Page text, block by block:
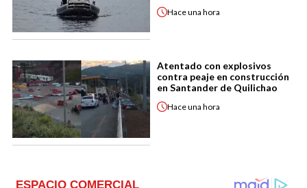
Haceuna hora
Atentado con explosivos
contra peaje en construcción
en Santander de Quilichao
Haceuna hora